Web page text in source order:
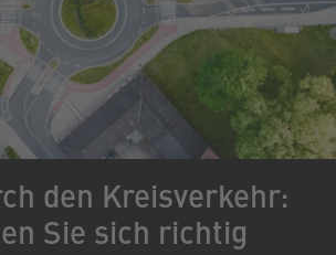
den Kreisverkehr:
Sie sich richtig